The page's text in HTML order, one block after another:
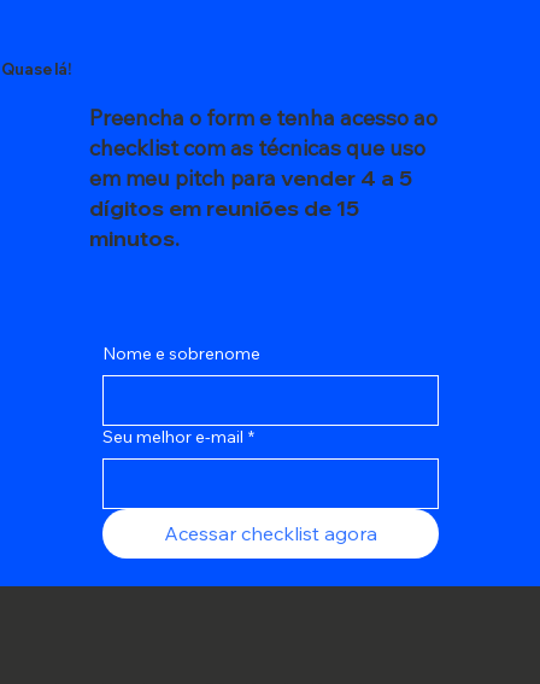
Quase lá!
Preencha o form e tenha acesso ao
checklist com as técnicas que uso
em meu pitch paravender 4 a 5
dígitos em reuniões de 15
minutos.
Nome e sobrenome
Seu melhor e-mail *
Acessar checklist agora